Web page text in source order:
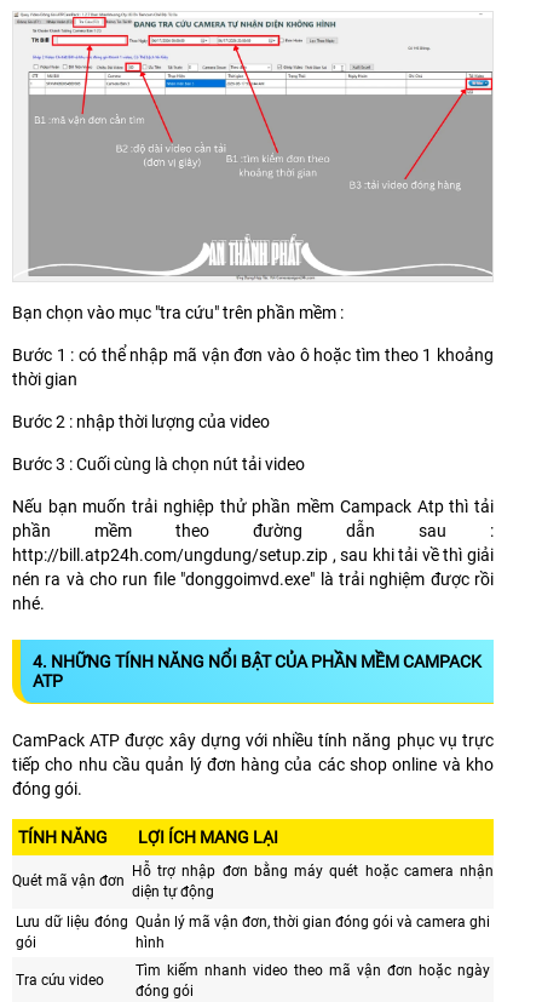
Bạn chọn vào mục "tra cứu" trên phần mềm :
Bước 1 : có thể nhập mã vận đơn vào ô hoặc tìm theo 1 khoảng
thời gian
Bước 2 : nhập thời lượng của video
Bước 3 : Cuối cùng là chọn nút tải video
Nếu bạn muốn trải nghiệp thử phần mềm Campack Atp thì tải
phần mềm theo đường dẫn sau :
http://bill.atp24h.com/ungdung/setup.zip , sau khi tải về thì giải
nén ra và cho run file "donggoimvd.exe" là trải nghiệm được rồi
nhé.
4. NHỮNG TÍNH NĂNG NỔI BẬT CỦA PHẦN MỀM CAMPACK
ATP
CamPack ATP được xây dựng với nhiều tính năng phục vụ trực
tiếp cho nhu cầu quản lý đơn hàng của các shop online và kho
đóng gói.
TÍNH NĂNG LỢI ÍCH MANG LẠI
Quét mã vận đơn
Hỗ trợ nhập đơn bằng máy quét hoặc camera nhận
diện tự động
Lưu dữ liệu đóng
gói
Quản lý mã vận đơn, thời gian đóng gói và camera ghi
hình
Tra cứu video
Tìm kiếm nhanh video theo mã vận đơn hoặc ngày
đóng gói